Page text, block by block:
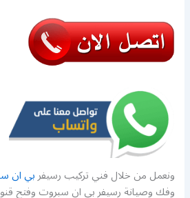
ونعمل من خلال فني تركيب رسيفربي ان
وفك وصيانة رسيفر بي ان سبروت وفتح